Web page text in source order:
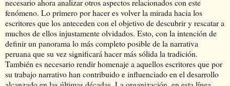
fenómeno. Lo primero por hacer es volver la mirada hacia los
escritores que los anteceden con el objetivo de descubrir y rescatar a
muchos de ellos injustamente olvidados. Esto, con la intención de
definir un panorama lo más completo posible de la narrativa
peruana que su vez significará hacer más sólida la tradición.
También es necesario rendir homenaje a aquellos escritores que por
su trabajo narrativo han contribuido e influenciado en el desarrollo